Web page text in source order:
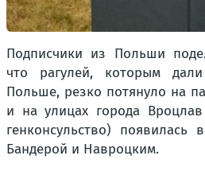
Подписчики из Польши
что рагулей, которым
Польше, резко потянуло на
и на улицах города Вроцлав
генконсульство) появилась
Бандерой и Навроцким.